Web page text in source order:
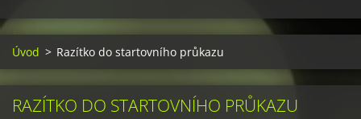
Úvod > Razítko do startovního průkazu
RAZÍTKO DO STARTOVNÍHO PRŮKAZU